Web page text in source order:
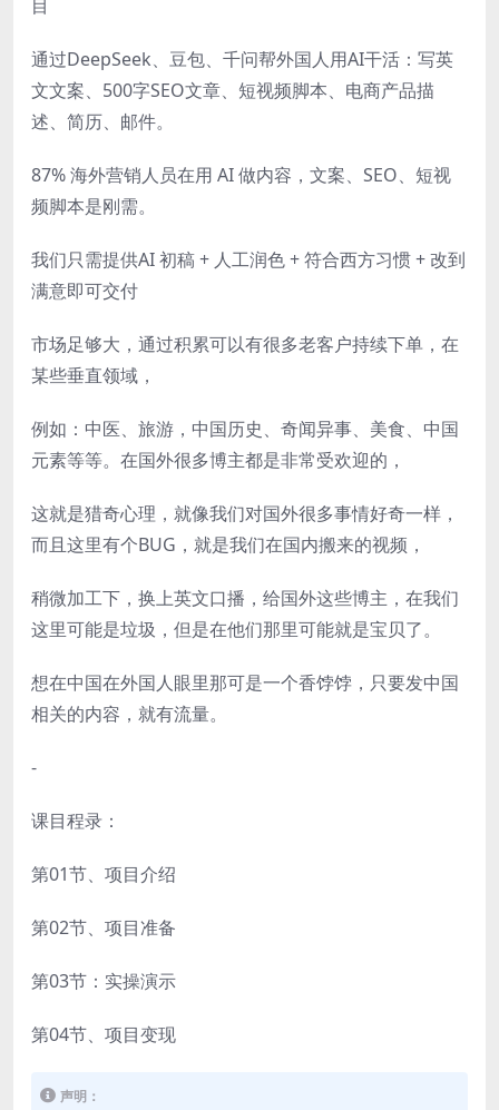
目
通过DeepSeek、豆包、千问帮外国人用AI干活：写英
文文案、500字SEO文章、短视频脚本、电商产品描
述、简历、邮件。
87% 海外营销人员在用 AI 做内容，文案、SEO、短视
频脚本是刚需。
我们只需提供AI 初稿 + 人工润色 + 符合西方习惯 + 改到
满意即可交付
市场足够大，通过积累可以有很多老客户持续下单，在
某些垂直领域，
例如：中医、旅游，中国历史、奇闻异事、美食、中国
元素等等。在国外很多博主都是非常受欢迎的，
这就是猎奇心理，就像我们对国外很多事情好奇一样，
而且这里有个BUG，就是我们在国内搬来的视频，
稍微加工下，换上英文口播，给国外这些博主，在我们
这里可能是垃圾，但是在他们那里可能就是宝贝了。
想在中国在外国人眼里那可是一个香饽饽，只要发中国
相关的内容，就有流量。
-
课目程录：
第01节、项目介绍
第02节、项目准备
第03节：实操演示
第04节、项目变现
声明：